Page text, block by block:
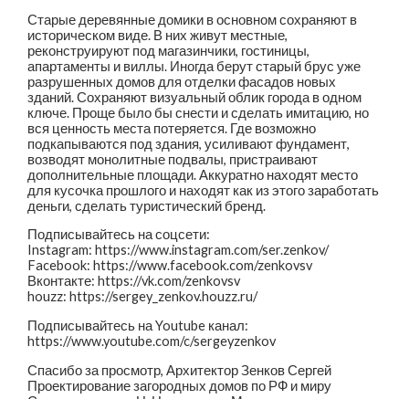
Старые деревянные домики в основном сохраняют в
историческом виде. В них живут местные,
реконструируют под магазинчики, гостиницы,
апартаменты и виллы. Иногда берут старый брус уже
разрушенных домов для отделки фасадов новых
зданий. Сохраняют визуальный облик города в одном
ключе. Проще было бы снести и сделать имитацию, но
вся ценность места потеряется. Где возможно
подкапываются под здания, усиливают фундамент,
возводят монолитные подвалы, пристраивают
дополнительные площади. Аккуратно находят место
для кусочка прошлого и находят как из этого заработать
деньги, сделать туристический бренд.
Подписывайтесь на соцсети:
Instagram: https://www.instagram.com/ser.zenkov/
Facebook: https://www.facebook.com/zenkovsv
Вконтакте: https://vk.com/zenkovsv
houzz: https://sergey_zenkov.houzz.ru/
Подписывайтесь на Youtube канал:
https://www.youtube.com/c/sergeyzenkov
Спасибо за просмотр, Архитектор Зенков Сергей
Проектирование загородных домов по РФ и миру